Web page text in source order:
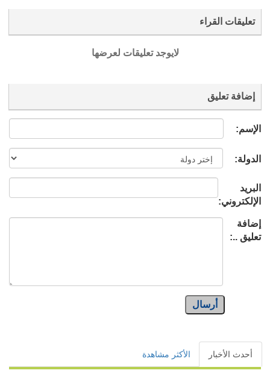
تعليقات القراء
لايوجد تعليقات لعرضها
إضافة تعليق
الإسم:
الدولة:
البريد
الإلكتروني:
إضافة
تعليق ..:
أرسال
أحدث الأخبار الأكثر مشاهدة